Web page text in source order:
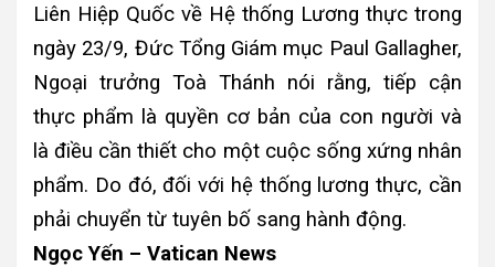
Liên Hiệp Quốc về Hệ thống Lương thực trong
ngày 23/9, Đức Tổng Giám mục Paul Gallagher,
Ngoại trưởng Toà Thánh nói rằng, tiếp cận
thực phẩm là quyền cơ bản của con người và
là điều cần thiết cho một cuộc sống xứng nhân
phẩm. Do đó, đối với hệ thống lương thực, cần
phải chuyển từ tuyên bố sang hành động.
Ngọc Yến – Vatican News